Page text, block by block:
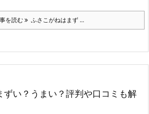
を読む ふさこがねはまず ...
ずい？うまい？評判や口コミも解